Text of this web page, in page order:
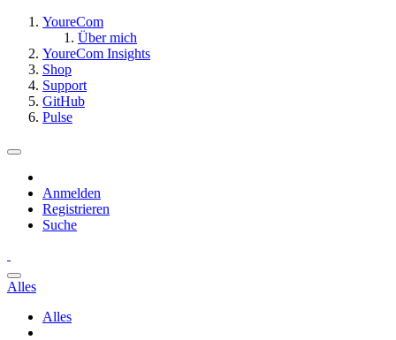
YoureCom
Über mich
YoureCom Insights
Shop
Support
GitHub
Pulse
Anmelden
Registrieren
Suche
Alles
Alles